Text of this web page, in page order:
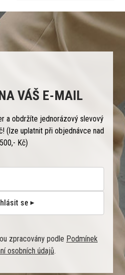
VÁŠ E-MAIL
a obdržíte jednorázový slevový
(lze uplatnit při objednávce nad
500,- Kč)
se
zpracovány podle Podmínek
osobních údajů.